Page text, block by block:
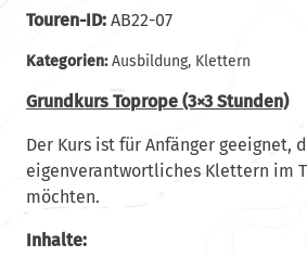
Touren-ID:AB22-07
Kategorien:Ausbildung, Klettern
Grundkurs Toprope (3×3 Stunden)
Der Kurs ist für Anfänger geeignet,
eigenverantwortliches Klettern im
möchten.
Inhalte: